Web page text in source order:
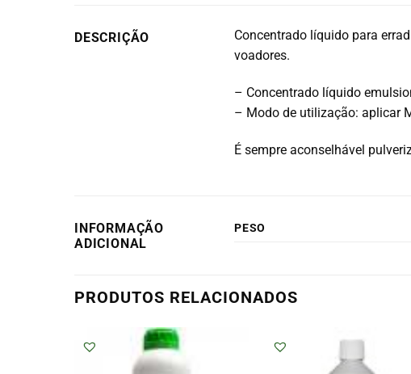
DESCRIÇÃO
Concentrado líquido para
voadores.
– Concentrado líquido
– Modo de utilização: aplicar
É sempre aconselhável
INFORMAÇÃO
ADICIONAL
PESO
PRODUTOS RELACIONADOS